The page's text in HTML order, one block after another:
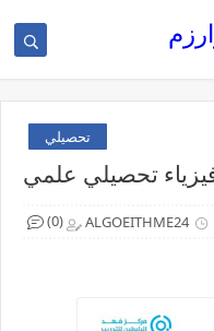
تحصيلي
تحصيلي علمي
ALGOEITHME24
(0)